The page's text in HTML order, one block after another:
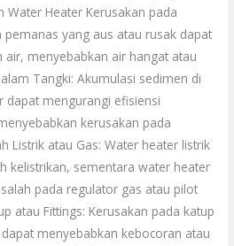
Water Heater Kerusakan pada
pemanas yang aus atau rusak dapat
menyebabkan air hangat atau
Tangki: Akumulasi sedimen di
dapat mengurangi efisiensi
kerusakan pada
Listrik atau Gas: Water heater listrik
kelistrikan, sementara water heater
pada regulator gas atau pilot
atau Fittings: Kerusakan pada katup
menyebabkan kebocoran atau